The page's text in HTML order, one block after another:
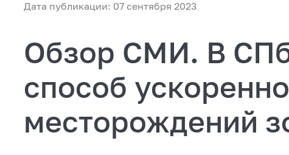
Дата публикации: 07 сентября 2023
Обзор СМИ. В
способ
месторождений